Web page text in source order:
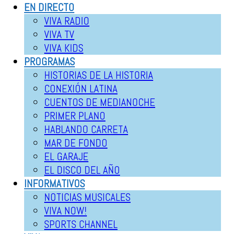
EN DIRECTO
VIVA RADIO
VIVA TV
VIVA KIDS
PROGRAMAS
HISTORIAS DE LA HISTORIA
CONEXIÓN LATINA
CUENTOS DE MEDIANOCHE
PRIMER PLANO
HABLANDO CARRETA
MAR DE FONDO
EL GARAJE
EL DISCO DEL AÑO
INFORMATIVOS
NOTICIAS MUSICALES
VIVA NOW!
SPORTS CHANNEL